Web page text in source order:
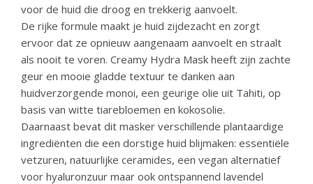
voor de huid die droog en trekkerig aanvoelt.
De rijke formule maakt je huid zijdezacht en zorgt
ervoor dat ze opnieuw aangenaam aanvoelt en straalt
als nooit te voren. Creamy Hydra Mask heeft zijn zachte
geur en mooie gladde textuur te danken aan
huidverzorgende monoi, een geurige olie uit Tahiti, op
basis van witte tiarebloemen en kokosolie.
Daarnaast bevat dit masker verschillende plantaardige
ingrediënten die een dorstige huid blijmaken: essentiële
vetzuren, natuurlijke ceramides, een vegan alternatief
voor hyaluronzuur maar ook ontspannend lavendel